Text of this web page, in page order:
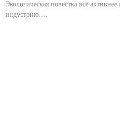
Экологическая повестка всё
индустрию….